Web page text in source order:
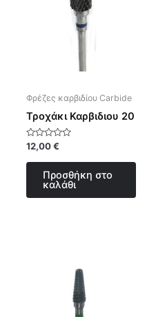
Φρέζες καρβιδίου Carbide
Τροχάκι Καρβιδιου 20
Βαθμολογήθηκε
0
12,00€
Προσθήκη στο
καλάθι